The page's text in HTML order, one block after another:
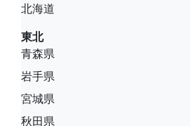
北海道
東北
青森県
岩手県
宮城県
秋田県